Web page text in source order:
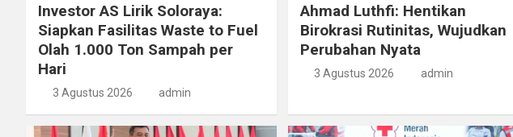
Investor AS Lirik Soloraya:
Siapkan Fasilitas Waste to Fuel
Olah 1.000 Ton Sampah per
Hari
3 Agustus 2026 admin
Ahmad Luthfi: Hentikan
Birokrasi Rutinitas, Wujudkan
Perubahan Nyata
3 Agustus 2026 admin